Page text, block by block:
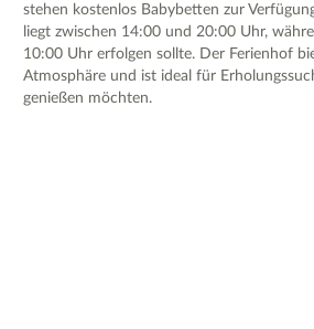
stehen kostenlos Babybetten zur
liegt zwischen 14:00 und 20:00 Uhr,
10:00 Uhr erfolgen sollte. Der Ferienhof
Atmosphäre und ist ideal für
genießen möchten.